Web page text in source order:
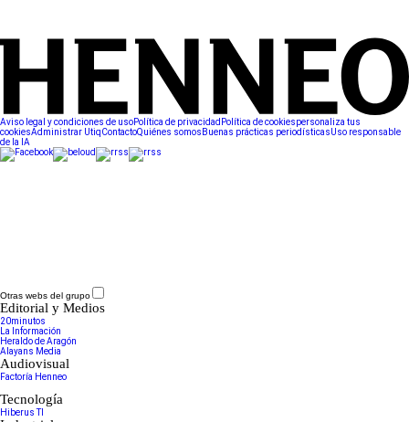
Aviso legal y condiciones de usoPolítica de privacidad Política de cookiespersonaliza tus
cookiesAdministrar UtiqContactoQuiénes somos Buenas prácticas periodísticasUso responsable
de la IA
Otras webs del grupo
Editorial y Medios
20minutos
La Información
Heraldo de Aragón
Alayans Media
Audiovisual
Factoría Henneo
Tecnología
Hiberus TI